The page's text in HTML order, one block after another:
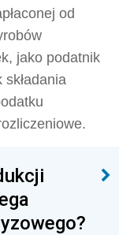
od
jako podatnik